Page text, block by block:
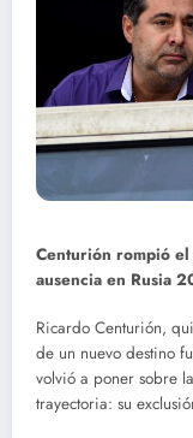
Centurión rompió
ausencia en Rusia
Ricardo Centurión,
de un nuevo destino
volvió a poner sobre
trayectoria: su